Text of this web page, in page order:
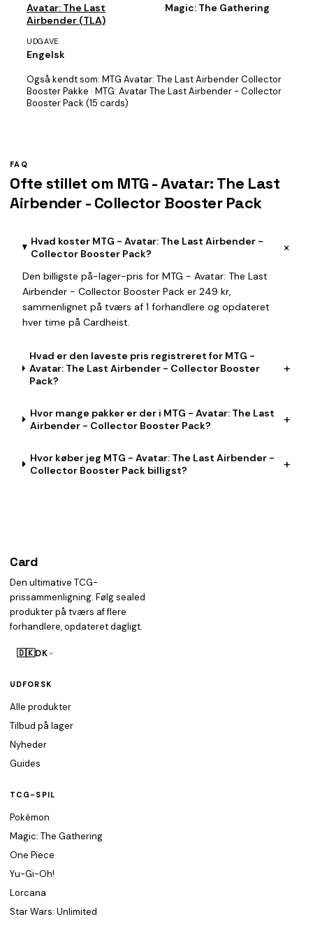
Avatar: The Last
Airbender (TLA)
Magic: The Gathering
UDGAVE
Engelsk
Også kendt som: MTG Avatar: The Last Airbender Collector
Booster Pakke · MTG: Avatar The Last Airbender - Collector
Booster Pack (15 cards)
FAQ
Ofte stillet om MTG - Avatar: The Last
Airbender - Collector Booster Pack
Hvad koster MTG - Avatar: The Last Airbender -
Collector Booster Pack?
+
Den billigste på-lager-pris for MTG - Avatar: The Last
Airbender - Collector Booster Pack er 249 kr,
sammenlignet på tværs af 1 forhandlere og opdateret
hver time på Cardheist.
Hvad er den laveste pris registreret for MTG -
Avatar: The Last Airbender - Collector Booster
Pack?
+
Hvor mange pakker er der i MTG - Avatar: The Last
Airbender - Collector Booster Pack?
+
Hvor køber jeg MTG - Avatar: The Last Airbender -
Collector Booster Pack billigst?
+
Card
Den ultimative TCG-
prissammenligning. Følg sealed
produkter på tværs af flere
forhandlere, opdateret dagligt.
🇩🇰DK
UDFORSK
Alle produkter
Tilbud på lager
Nyheder
Guides
TCG-SPIL
Pokémon
Magic: The Gathering
One Piece
Yu-Gi-Oh!
Lorcana
Star Wars: Unlimited